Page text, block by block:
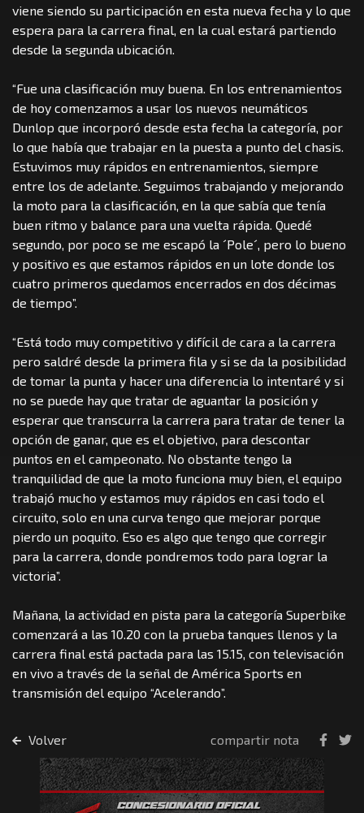
viene siendo su participación en esta nueva fecha y lo que
espera para la carrera final, en la cual estará partiendo
desde la segunda ubicación.
“Fue una clasificación muy buena. En los entrenamientos
de hoy comenzamos a usar los nuevos neumáticos
Dunlop que incorporó desde esta fecha la categoría, por
lo que había que trabajar en la puesta a punto del chasis.
Estuvimos muy rápidos en entrenamientos, siempre
entre los de adelante. Seguimos trabajando y mejorando
la moto para la clasificación, en la que sabía que tenía
buen ritmo y balance para una vuelta rápida. Quedé
segundo, por poco se me escapó la ´Pole´, pero lo bueno
y positivo es que estamos rápidos en un lote donde los
cuatro primeros quedamos encerrados en dos décimas
de tiempo”.
“Está todo muy competitivo y difícil de cara a la carrera
pero saldré desde la primera fila y si se da la posibilidad
de tomar la punta y hacer una diferencia lo intentaré y si
no se puede hay que tratar de aguantar la posición y
esperar que transcurra la carrera para tratar de tener la
opción de ganar, que es el objetivo, para descontar
puntos en el campeonato. No obstante tengo la
tranquilidad de que la moto funciona muy bien, el equipo
trabajó mucho y estamos muy rápidos en casi todo el
circuito, solo en una curva tengo que mejorar porque
pierdo un poquito. Eso es algo que tengo que corregir
para la carrera, donde pondremos todo para lograr la
victoria”.
Mañana, la actividad en pista para la categoría Superbike
comenzará a las 10.20 con la prueba tanques llenos y la
carrera final está pactada para las 15.15, con televisación
en vivo a través de la señal de América Sports en
transmisión del equipo “Acelerando”.
Volver compartir nota